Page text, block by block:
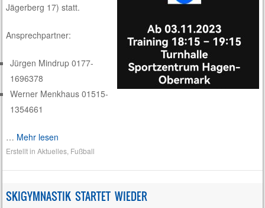
Jägerberg 17) statt.
Ansprechpartner:
Jürgen Mindrup 0177-
1696378
Werner Menkhaus 01515-
1354661
… Mehr lesen
Erstellt inAktuelles Fußball
SKIGYMNASTIK STARTET WIEDER